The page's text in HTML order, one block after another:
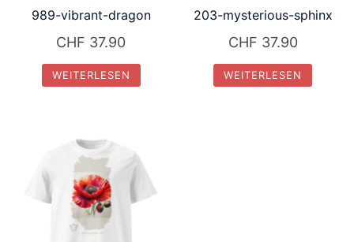
989-vibrant-dragon
CHF 37.90
WEITERLESEN
203-mysterious-sphinx
CHF 37.90
WEITERLESEN